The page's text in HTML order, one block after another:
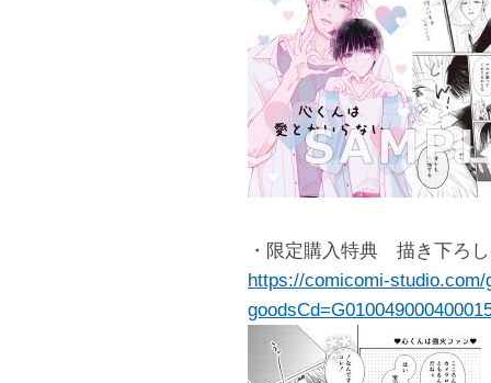
・限定購入特典 描き下ろ
https://comicomi-studio.com/